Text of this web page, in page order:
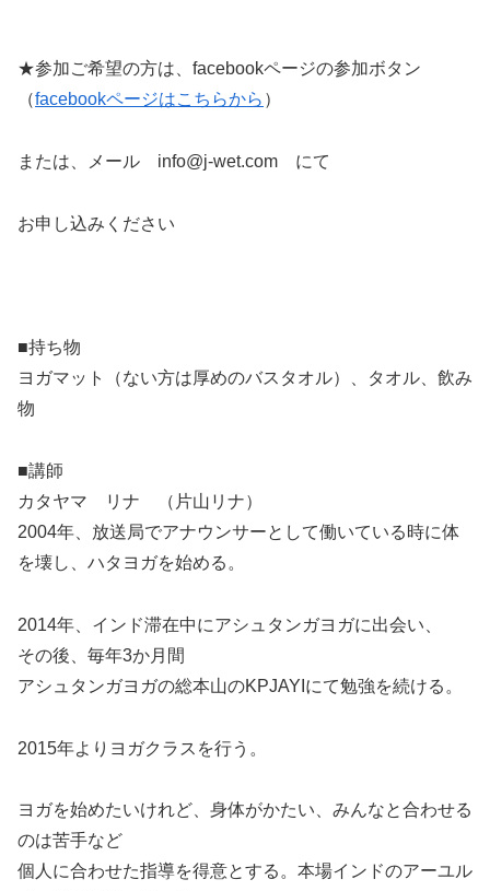
★参加ご希望の方は、facebookページの参加ボタン
（facebookページはこちらから ）
または、メール info@j-wet.com にて
お申し込みください
■持ち物
ヨガマット（ない方は厚めのバスタオル）、タオル、飲み
物
■講師
カタヤマ リナ （片山リナ）
2004年、放送局でアナウンサーとして働いている時に体
を壊し、ハタヨガを始める。
2014年、インド滞在中にアシュタンガヨガに出会い、
その後、毎年3か月間
アシュタンガヨガの総本山のKPJAYIにて勉強を続ける。
2015年よりヨガクラスを行う。
ヨガを始めたいけれど、身体がかたい、みんなと合わせる
のは苦手など
個人に合わせた指導を得意とする。本場インドのアーユル